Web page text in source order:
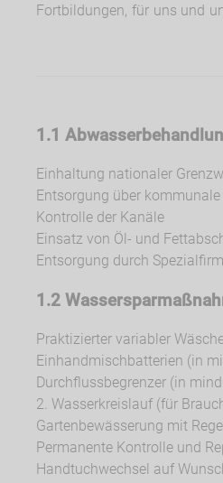
Fortbildungen, für uns und
1.1
Einhaltung nationaler
Entsorgung über
Kontrolle der Kanäle
Einsatz von Öl- und
Entsorgung durch
1.2
Praktizierter variabler
Einhandmischbatterien (in
Durchflussbegrenzer (in
2. Wasserkreislauf (für
Gartenbewässerung mit
Permanente Kontrolle und
Handtuchwechsel auf